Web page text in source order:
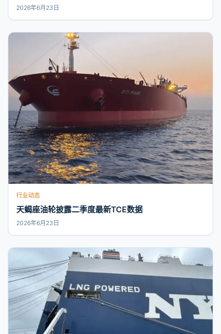
2026年6月23日
行业动态
天蝎座油轮披露二季度最新TCE数据
2026年6月23日